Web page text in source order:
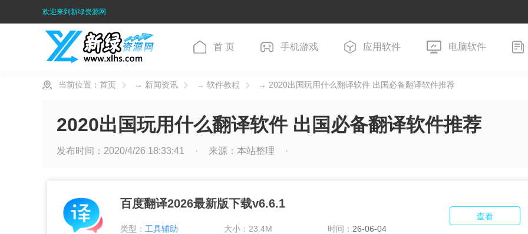
欢迎来到新绿资源网
首 页 手机游戏 应用软件 电脑软件
当前位置： 首页 → 新闻资讯 → 软件教程 → 2020出国玩用什么翻译软件 出国必备翻译软件推荐
2020出国玩用什么翻译软件 出国必备翻译软件推荐
发布时间：2020/4/26 18:33:41 来源： 本站整理
百度翻译2026最新版下载v6.6.1
类型： 工具辅助 大小：23.4M 时间： 26-06-04
查看